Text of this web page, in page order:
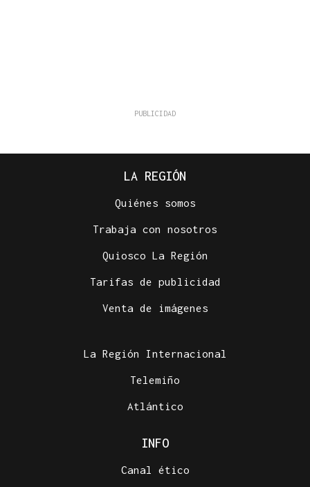
LA REGIÓN
Quiénes somos
Trabaja con nosotros
Quiosco La Región
Tarifas de publicidad
Venta de imágenes
La Región Internacional
Telemiño
Atlántico
INFO
Canal ético